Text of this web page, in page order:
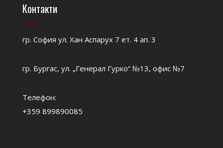
Контакти
гр. София ул. Хан Аспарух 7 ет. 4 ап. 3
гр. Бургас, ул. „Генерал Гурко“ №13, офис №7
Телефон:
+359 899890085